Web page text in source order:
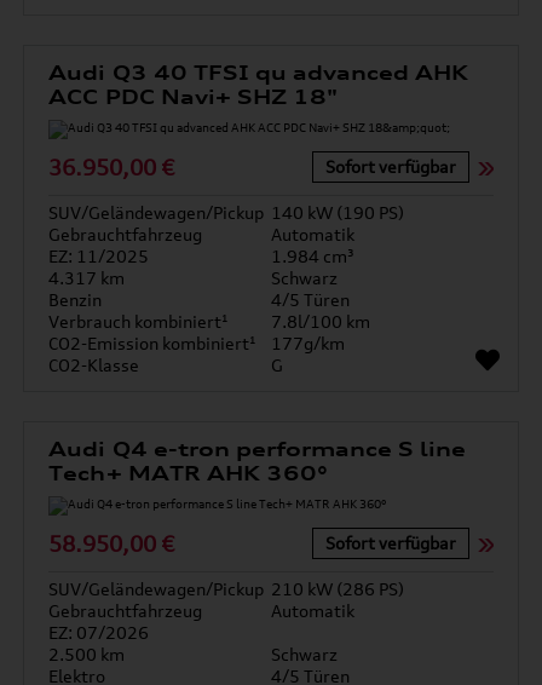
Audi Q3 40 TFSI qu advanced AHK
ACC PDC Navi+ SHZ 18"
36.950,00 € Sofort verfügbar
SUV/Geländewagen/Pickup 140 kW (190 PS)
Gebrauchtfahrzeug
Automatik
EZ: 11/2025
1.984 cm³
4.317 km
Schwarz
Benzin
4/5 Türen
Verbrauch kombiniert¹
7.8l/100 km
CO2-Emission kombiniert¹
177g/km
CO2-Klasse
G
Audi Q4 e-tron performance S line
Tech+ MATR AHK 360°
58.950,00 € Sofort verfügbar
SUV/Geländewagen/Pickup 210 kW (286 PS)
Gebrauchtfahrzeug
Automatik
EZ: 07/2026
2.500 km
Schwarz
Elektro
4/5 Türen